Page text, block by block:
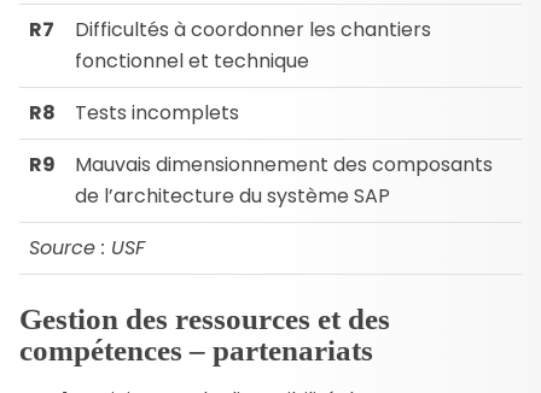
R7
Difficultés à coordonner les chantiers
fonctionnel et technique
R8
Tests incomplets
R9
Mauvais dimensionnement des composants
de l’architecture du système SAP
Source : USF
Gestion des ressources et des
compétences – partenariats